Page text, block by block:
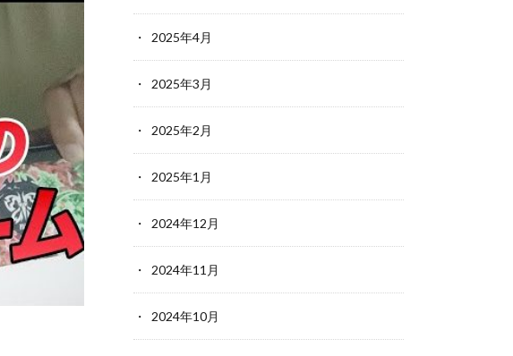
2025年4月
2025年3月
2025年2月
2025年1月
2024年12月
2024年11月
2024年10月